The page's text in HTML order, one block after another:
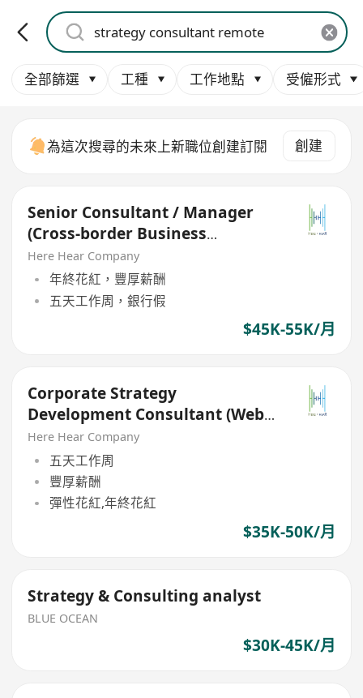
全部篩選 工種 工作地點 受僱形式
為這次搜尋的未來上新職位創建訂閱 創建
Senior Consultant / Manager
(Cross-border Business
Strategy)
Here Hear Company
年終花紅，豐厚薪酬
五天工作周，銀行假
$45K-55K/月
Corporate Strategy
Development Consultant (Web3
& New Consumption Focus)
Here Hear Company
五天工作周
豐厚薪酬
彈性花紅,年終花紅
$35K-50K/月
Strategy & Consulting analyst
BLUE OCEAN
$30K-45K/月